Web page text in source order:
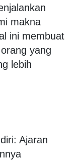
makna
ini membuat
yang
lebih
Ajaran